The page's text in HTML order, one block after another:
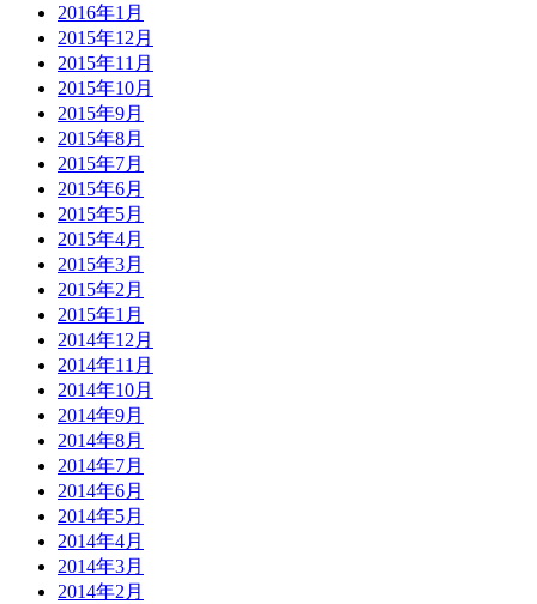
2016年1月
2015年12月
2015年11月
2015年10月
2015年9月
2015年8月
2015年7月
2015年6月
2015年5月
2015年4月
2015年3月
2015年2月
2015年1月
2014年12月
2014年11月
2014年10月
2014年9月
2014年8月
2014年7月
2014年6月
2014年5月
2014年4月
2014年3月
2014年2月